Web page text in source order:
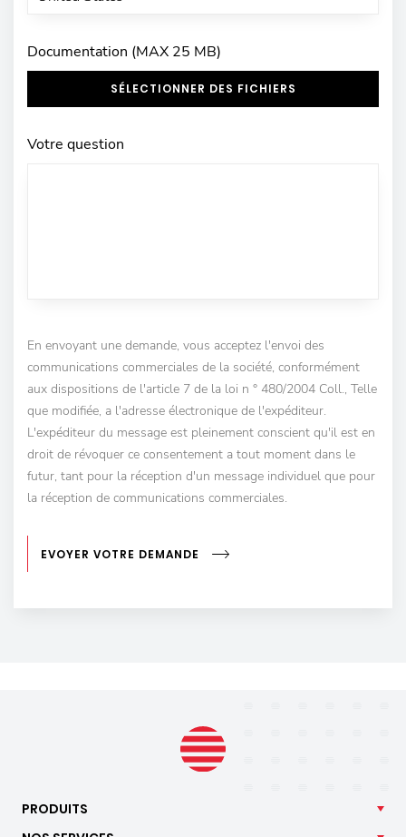
Documentation (MAX 25 MB)
SÉLECTIONNER DES FICHIERS
Votre question
En envoyant une demande, vous acceptez l'envoi des
communications commerciales de la société, conformément
aux dispositions de l'article 7 de la loi n ° 480/2004 Coll., Telle
que modifiée, a l'adresse électronique de l'expéditeur.
L'expéditeur du message est pleinement conscient qu'il est en
droit de révoquer ce consentement a tout moment dans le
futur, tant pour la réception d'un message individuel que pour
la réception de communications commerciales.
EVOYER VOTRE DEMANDE
PRODUITS